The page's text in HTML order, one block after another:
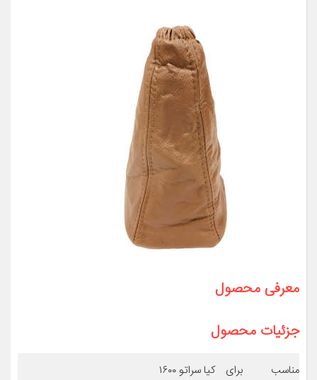
معرفی محصول
جزئیات محصول
مناسب برای
کیا سراتو ۱۶۰۰